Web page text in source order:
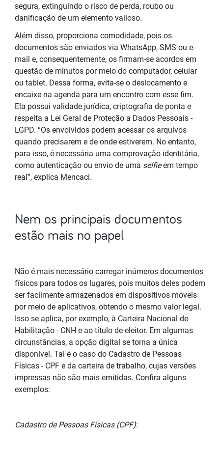
segura, extinguindo o risco de perda, roubo ou
danificação de um elemento valioso.
Além disso, proporciona comodidade, pois os
documentos são enviados via WhatsApp, SMS ou e-
mail e, consequentemente, os firmam-se acordos em
questão de minutos por meio do computador, celular
ou tablet. Dessa forma, evita-se o deslocamento e
encaixe na agenda para um encontro com esse fim.
Ela possui validade jurídica, criptografia de ponta e
respeita a Lei Geral de Proteção a Dados Pessoais -
LGPD. “Os envolvidos podem acessar os arquivos
quando precisarem e de onde estiverem. No entanto,
para isso, é necessária uma comprovação identitária,
como autenticação ou envio de uma selfieem tempo
real”, explica Mencaci.
Nem os principais documentos
estão mais no papel
Não é mais necessário carregar inúmeros documentos
físicos para todos os lugares, pois muitos deles podem
ser facilmente armazenados em dispositivos móveis
por meio de aplicativos, obtendo o mesmo valor legal.
Isso se aplica, por exemplo, à Carteira Nacional de
Habilitação - CNH e ao título de eleitor. Em algumas
circunstâncias, a opção digital se torna a única
disponível. Tal é o caso do Cadastro de Pessoas
Físicas - CPF e da carteira de trabalho, cujas versões
impressas não são mais emitidas. Confira alguns
exemplos:
Cadastro de Pessoas Físicas (CPF):